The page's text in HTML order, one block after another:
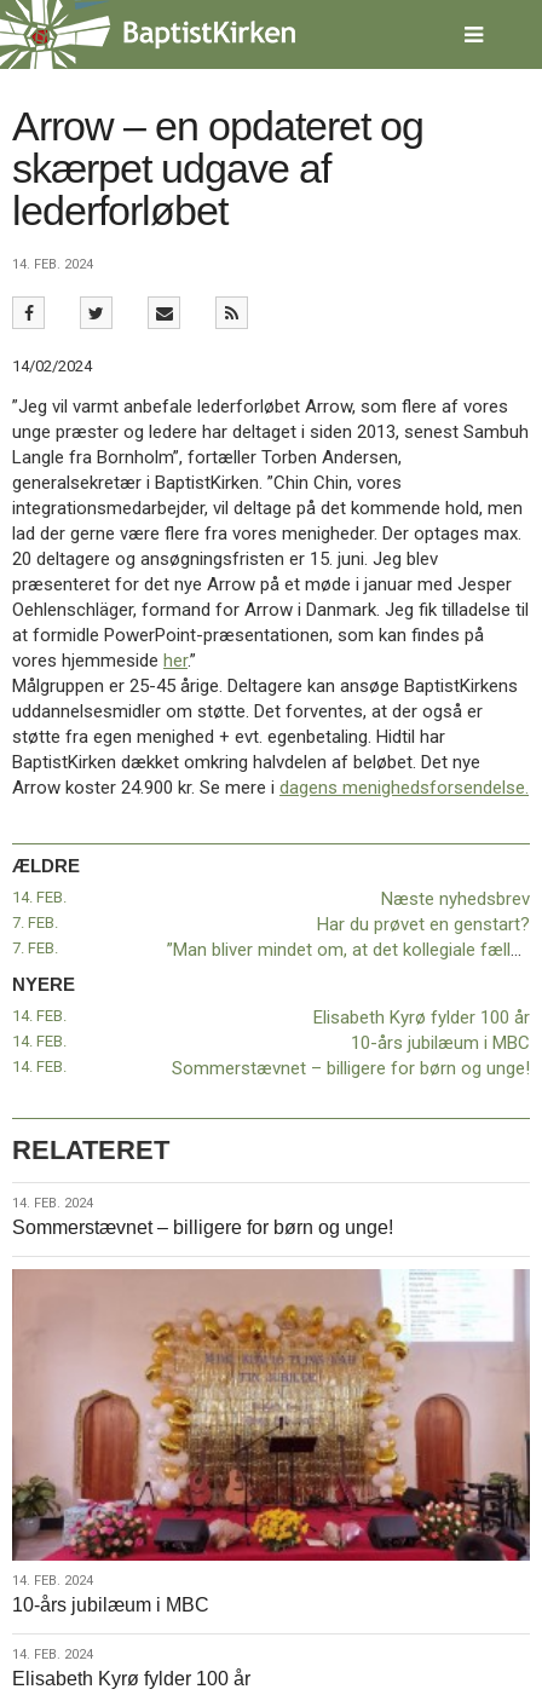
Spring
menu
over
indholdVend
tilbage
1.0:
Forside
Kalender
5.0:
Værktøjskassen
7.0:
Om
BaptistKirken
8.0:
Kontakt
9.0:
Forside
10.0:
Nyheder
11.0:
Kalender
12.0:
Inspiration
13.0:
Værktøjskassen
14.0:
Mission
15.0:
Om
BaptistKirken
16.0:
Kontakt
Næste
indlæg:
Elisabeth
fylder
100
årForrige
indlæg:
Næste
nyhedsbrev
Arrow – en opdateret og
skærpet udgave af
lederforløbet
14. FEB. 2024
14/02/2024
”Jeg vil varmt anbefale lederforløbet Arrow, som flere af vores
unge præster og ledere har deltaget i siden 2013, senest Sambuh
Langle fra Bornholm”, fortæller Torben Andersen,
generalsekretær i BaptistKirken. ”Chin Chin, vores
integrationsmedarbejder, vil deltage på det kommende hold, men
lad der gerne være flere fra vores menigheder. Der optages max.
20 deltagere og ansøgningsfristen er 15. juni. Jeg blev
præsenteret for det nye Arrow på et møde i januar med Jesper
Oehlenschläger, formand for Arrow i Danmark. Jeg fik tilladelse til
at formidle PowerPoint-præsentationen, som kan findes på
vores hjemmeside her.”
Målgruppen er 25-45 årige. Deltagere kan ansøge BaptistKirkens
uddannelsesmidler om støtte. Det forventes, at der også er
støtte fra egen menighed + evt. egenbetaling. Hidtil har
BaptistKirken dækket omkring halvdelen af beløbet. Det nye
Arrow koster 24.900 kr. Se mere i dagens menighedsforsendelse.
ÆLDRE
14. FEB. Næste nyhedsbrev
7. FEB. Har du prøvet en genstart?
7. FEB. ”Man bliver mindet om, at det kollegiale fællesskab er vigtigt”
NYERE
Elisabeth Kyrø fylder 100 år
14. FEB.
10-års jubilæum i MBC
14. FEB.
Sommerstævnet – billigere for børn og unge!
14. FEB.
RELATERET
14.
feb.
2024
14. FEB. 2024
Sommerstævnet – billigere for børn og unge!
14.
feb.
2024
14. FEB. 2024
10-års jubilæum i MBC
14.
feb.
14. FEB. 2024
Elisabeth Kyrø fylder 100 år